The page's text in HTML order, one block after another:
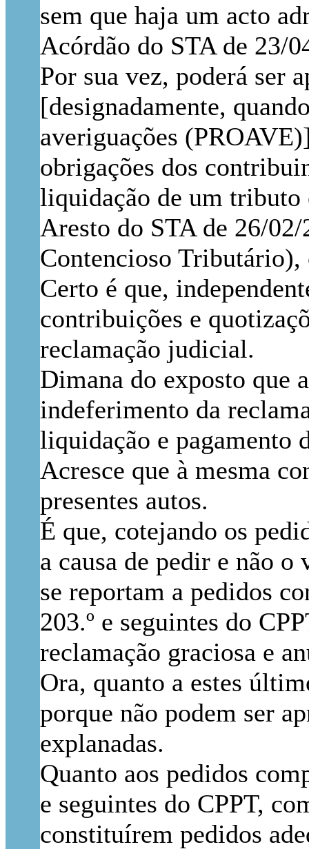
sem que haja um acto
Acórdão do STA de 23/
Por sua vez, poderá ser
[designadamente,
averiguações
obrigações dos
liquidação de um tributo
Aresto do STA de 26/
Contencioso
Certo é que,
contribuições e
reclamação judicial.
Dimana do exposto que
indeferimento da
liquidação e pagamento
Acresce que à mesma
presentes autos.
É que, cotejando os
a causa de pedir e não
se reportam a pedidos
203.º e seguintes do
reclamação graciosa e
Ora, quanto a estes
porque não podem ser
explanadas.
Quanto aos pedidos
e seguintes do CPPT,
constituírem pedidos